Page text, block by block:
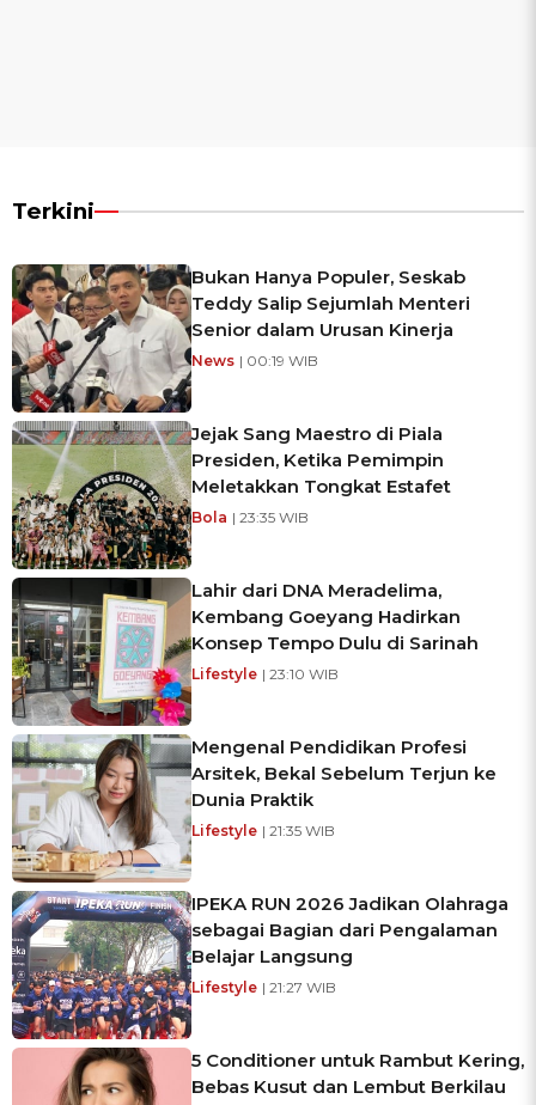
Terkini
Bukan Hanya Populer, Seskab
Teddy Salip Sejumlah Menteri
Senior dalam Urusan Kinerja
News | 00:19 WIB
Jejak Sang Maestro di Piala
Presiden, Ketika Pemimpin
Meletakkan Tongkat Estafet
Bola | 23:35 WIB
Lahir dari DNA Meradelima,
Kembang Goeyang Hadirkan
Konsep Tempo Dulu di Sarinah
Lifestyle | 23:10 WIB
Mengenal Pendidikan Profesi
Arsitek, Bekal Sebelum Terjun ke
Dunia Praktik
Lifestyle | 21:35 WIB
IPEKA RUN 2026 Jadikan Olahraga
sebagai Bagian dari Pengalaman
Belajar Langsung
Lifestyle | 21:27 WIB
5 Conditioner untuk Rambut Kering,
Bebas Kusut dan Lembut Berkilau